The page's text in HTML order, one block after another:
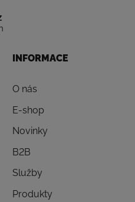
INFORMACE
O nás
E-shop
Novinky
B2B
Služby
Produkty